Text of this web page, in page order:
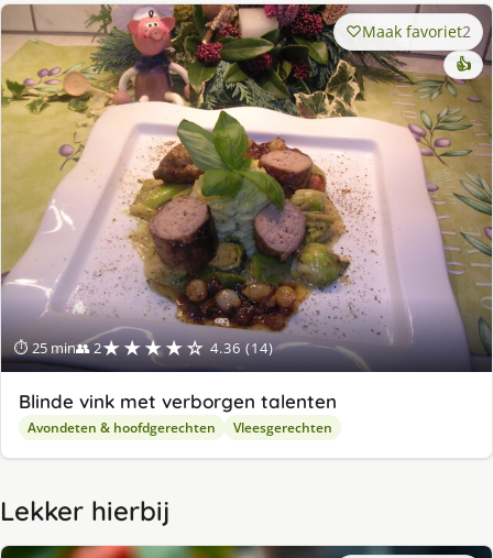
⏱ 25 min👥 2★★★★☆ 4.36 (14)
Maak favoriet2
👍
Blinde vink met verborgen talenten
Avondeten & hoofdgerechten Vleesgerechten
Lekker hierbij